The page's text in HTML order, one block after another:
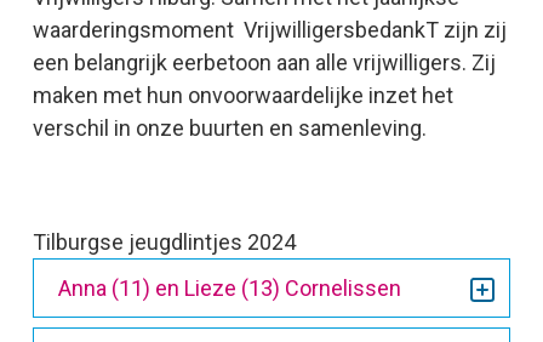
waarderingsmoment VrijwilligersbedankT zijn zij
een belangrijk eerbetoon aan alle vrijwilligers. Zij
maken met hun onvoorwaardelijke inzet het
verschil in onze buurten en samenleving.
Tilburgse jeugdlintjes 2024
Anna (11) en Lieze (13) Cornelissen